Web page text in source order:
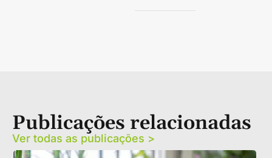
Publicações relacionadas
Ver todas as publicações >